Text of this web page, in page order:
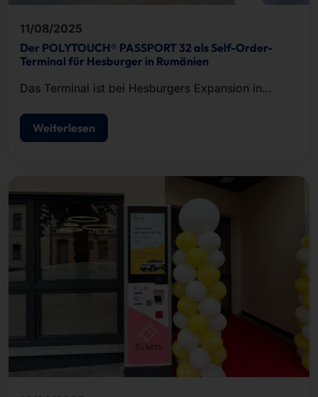
11/08/2025
Der POLYTOUCH® PASSPORT 32 als Self-Order-
Terminal für Hesburger in Rumänien
Das Terminal ist bei Hesburgers Expansion in
Weiterlesen